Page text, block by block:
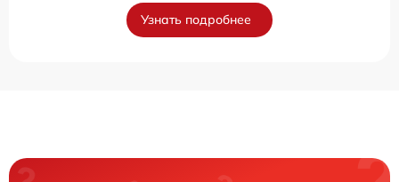
Узнать подробнее